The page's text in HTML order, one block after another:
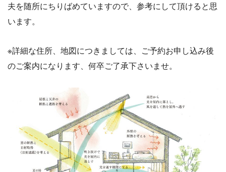
夫を随所にちりばめていますので、参考にして頂けると思
います。
※詳細な住所、 地図につきましては、ご予約お申し込み後
のご案内になります、 何卒ご了承下さいませ。